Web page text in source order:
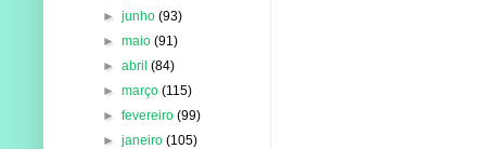
►junho(93)
►maio(91)
►abril(84)
►março(115)
►fevereiro(99)
►janeiro(105)